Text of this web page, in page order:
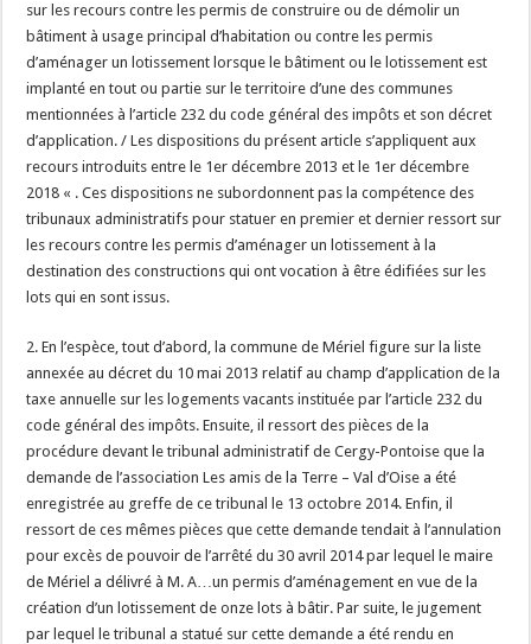
sur les recours contre les permis de construire ou de démolir un
bâtiment à usage principal d’habitation ou contre les permis
d’aménager un lotissement lorsque le bâtiment ou le lotissement est
implanté en tout ou partie sur le territoire d’une des communes
mentionnées à l’article 232 du code général des impôts et son décret
d’application. / Les dispositions du présent article s’appliquent aux
recours introduits entre le 1er décembre 2013 et le 1er décembre
2018 « . Ces dispositions ne subordonnent pas la compétence des
tribunaux administratifs pour statuer en premier et dernier ressort sur
les recours contre les permis d’aménager un lotissement à la
destination des constructions qui ont vocation à être édifiées sur les
lots qui en sont issus.
2. En l’espèce, tout d’abord, la commune de Mériel figure sur la liste
annexée au décret du 10 mai 2013 relatif au champ d’application de la
taxe annuelle sur les logements vacants instituée par l’article 232 du
code général des impôts. Ensuite, il ressort des pièces de la
procédure devant le tribunal administratif de Cergy-Pontoise que la
demande de l’association Les amis de la Terre – Val d’Oise a été
enregistrée au greffe de ce tribunal le 13 octobre 2014. Enfin, il
ressort de ces mêmes pièces que cette demande tendait à l’annulation
pour excès de pouvoir de l’arrêté du 30 avril 2014 par lequel le maire
de Mériel a délivré à M. A…un permis d’aménagement en vue de la
création d’un lotissement de onze lots à bâtir. Par suite, le jugement
par lequel le tribunal a statué sur cette demande a été rendu en